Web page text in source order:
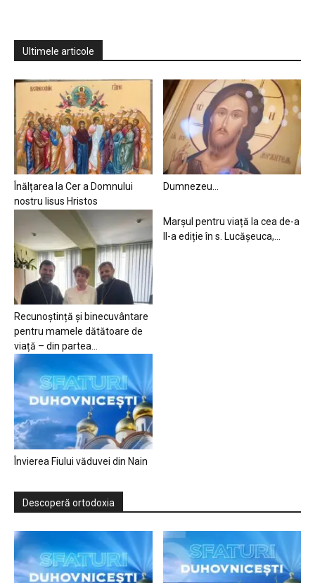
Ultimele articole
Înălțarea la Cer a Domnului
nostru Iisus Hristos
Dumnezeu…
Recunoștință și binecuvântare
pentru mamele dătătoare de
viață – din partea...
Marșul pentru viață la cea de-a
II-a ediție în s. Lucășeuca,...
Învierea Fiului văduvei din Nain
Descoperă ortodoxia